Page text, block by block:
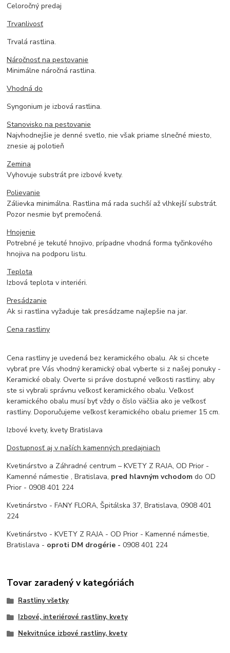
Celoročný predaj
Trvanlivosť
Trvalá rastlina.
Náročnosť na pestovanie
Minimálne náročná rastlina.
Vhodná do
Syngonium je izbová rastlina.
Stanovisko na pestovanie
Najvhodnejšie je denné svetlo, nie však priame slnečné miesto,
znesie aj polotieň
Zemina
Vyhovuje substrát pre izbové kvety.
Polievanie
Zálievka minimálna. Rastlina má rada suchší až vlhkejší substrát.
Pozor nesmie byť premočená.
Hnojenie
Potrebné je tekuté hnojivo, prípadne vhodná forma tyčinkového
hnojiva na podporu listu.
Teplota
Izbová teplota v interiéri.
Presádzanie
Ak si rastlina vyžaduje tak presádzame najlepšie na jar.
Cena rastliny
Cena rastliny je uvedená bez keramického obalu. Ak si chcete
vybrať pre Vás vhodný keramický obal vyberte si z našej ponuky -
Keramické obaly. Overte si práve dostupné veľkosti rastliny, aby
ste si vybrali správnu veľkosť keramického obalu. Veľkosť
keramického obalu musí byť vždy o číslo väčšia ako je veľkosť
rastliny. Doporučujeme veľkosť keramického obalu priemer 15 cm.
Izbové kvety, kvety Bratislava
Dostupnosť aj v naších kamenných predajniach
Kvetinárstvo a Záhradné centrum – KVETY Z RAJA, OD Prior -
Kamenné námestie , Bratislava, pred hlavným vchodom do OD
Prior - 0908 401 224
Kvetinárstvo - FANY FLORA, Špitálska 37, Bratislava, 0908 401
224
Kvetinárstvo - KVETY Z RAJA - OD Prior - Kamenné námestie,
Bratislava - oproti DM drogérie -0908 401 224
Tovar zaradený v kategóriách
Rastliny všetky
Izbové, interiérové rastliny, kvety
Nekvitnúce izbové rastliny, kvety